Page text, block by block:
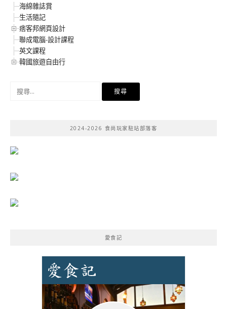
海綿雜誌賞
生活隨記
痞客邦網頁設計
聯成電腦-設計課程
英文課程
韓國旅遊自由行
2024-2026 食尚玩家駐站部落客
愛食記